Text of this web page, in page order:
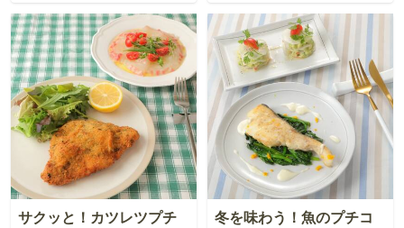
サクッと！カツレツプチ
冬を味わう！魚のプチコ